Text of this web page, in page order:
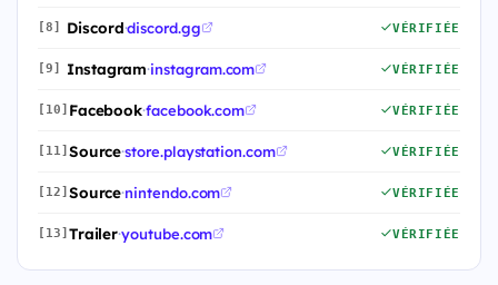
[8] Discord·discord.gg VÉRIFIÉE
[9] Instagram·instagram.com VÉRIFIÉE
[10] Facebook·facebook.com VÉRIFIÉE
[11] Source·store.playstation.com VÉRIFIÉE
[12] Source·nintendo.com VÉRIFIÉE
[13] Trailer·youtube.com VÉRIFIÉE